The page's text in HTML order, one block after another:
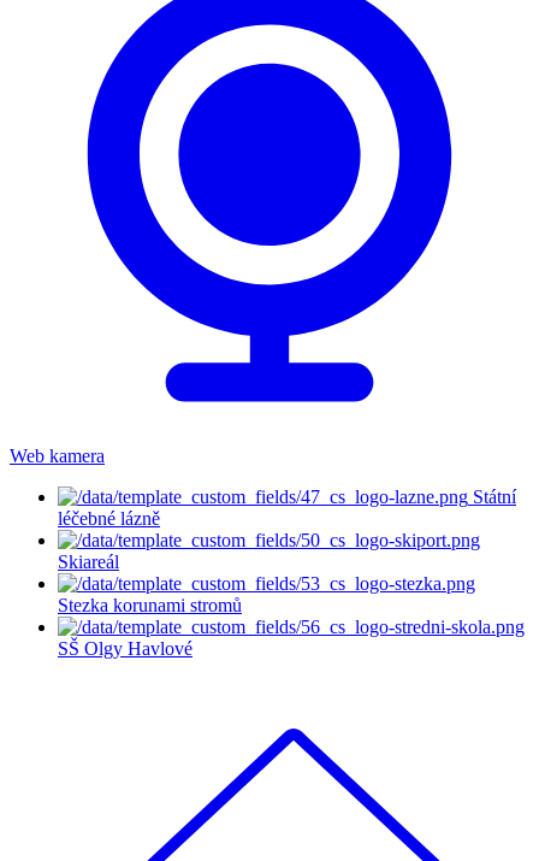
Web kamera
Státní
léčebné lázně
Skiareál
Stezka korunami stromů
SŠ Olgy Havlové